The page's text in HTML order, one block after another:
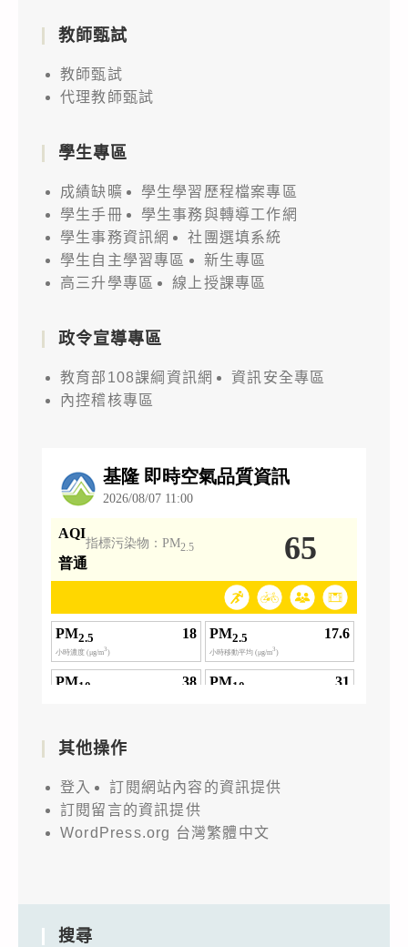
教師甄試
教師甄試
代理教師甄試
學生專區
成績缺曠
學生學習歷程檔案專區
學生手冊
學生事務與轉導工作網
學生事務資訊網
社團選填系統
學生自主學習專區
新生專區
高三升學專區
線上授課專區
政令宣導專區
教育部108課綱資訊網
資訊安全專區
內控稽核專區
其他操作
登入
訂閱網站內容的資訊提供
訂閱留言的資訊提供
WordPress.org 台灣繁體中文
搜尋